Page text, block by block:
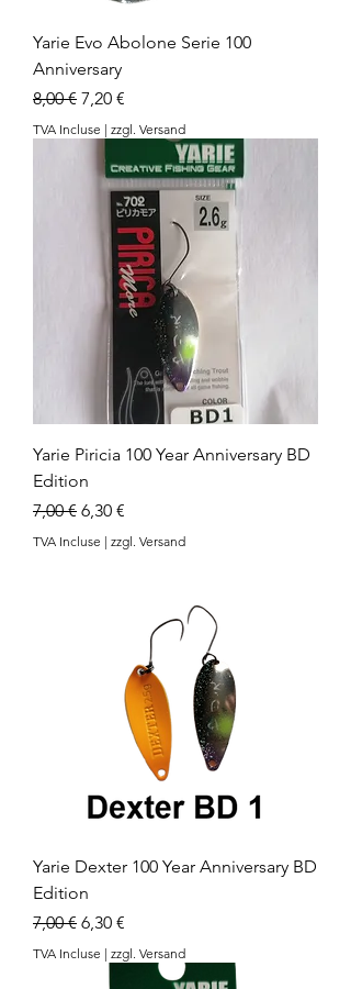
Yarie Evo Abolone Serie 100
Anniversary
Prix original
8,00 € Prix promotionnel
7,20 €
TVA Incluse | zzgl. Versand
Yarie Piricia 100 Year Anniversary BD
Edition
Prix original
7,00 € Prix promotionnel
6,30 €
TVA Incluse | zzgl. Versand
Yarie Dexter 100 Year Anniversary BD
Edition
Prix original
7,00 € Prix promotionnel
6,30 €
TVA Incluse | zzgl. Versand